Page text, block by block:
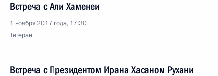
Встреча с Али Хаменеи
1 ноября 2017 года, 17:30
Тегеран
Встреча с Президентом Ирана Хасаном Рухани